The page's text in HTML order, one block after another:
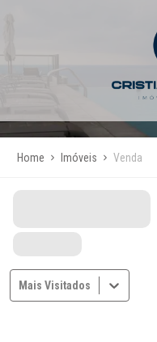
Home Imóveis Venda
Mais Visitados